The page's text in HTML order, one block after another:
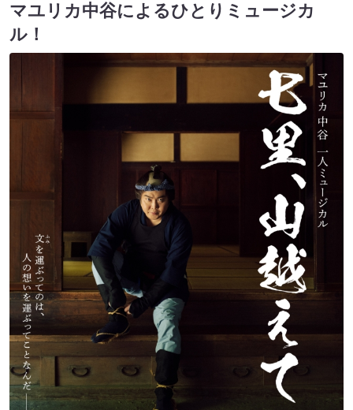
マユリカ中谷によるひとりミュージカ
ル！